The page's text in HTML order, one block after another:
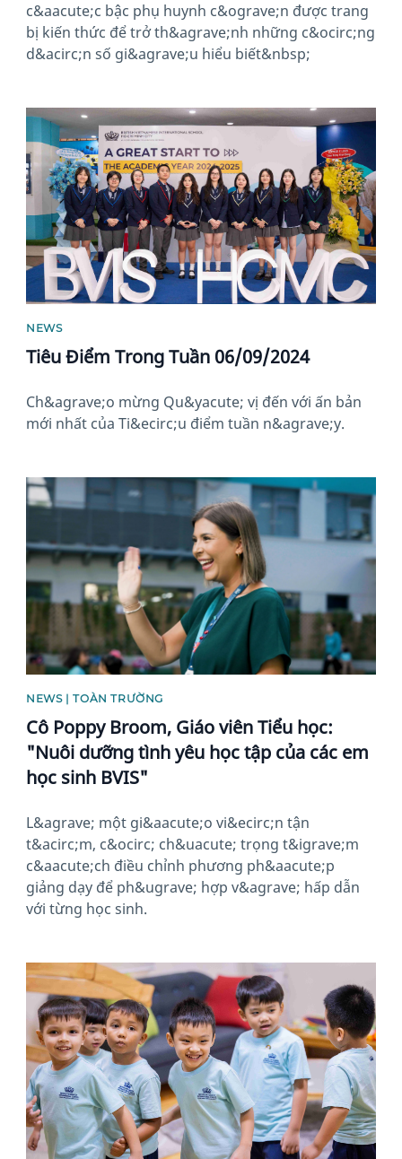
c&aacute;c bậc phụ huynh c&ograve;n được trang
bị kiến thức để trở th&agrave;nh những c&ocirc;ng
d&acirc;n số gi&agrave;u hiểu biết&nbsp;
News image
NEWS
Tiêu Điểm Trong Tuần 06/09/2024
Ch&agrave;o mừng Qu&yacute; vị đến với ấn bản
mới nhất của Ti&ecirc;u điểm tuần n&agrave;y.
News image
NEWS | TOÀN TRƯỜNG
Cô Poppy Broom, Giáo viên Tiểu học:
"Nuôi dưỡng tình yêu học tập của các em
học sinh BVIS"
L&agrave; một gi&aacute;o vi&ecirc;n tận
t&acirc;m, c&ocirc; ch&uacute; trọng t&igrave;m
c&aacute;ch điều chỉnh phương ph&aacute;p
giảng dạy để ph&ugrave; hợp v&agrave; hấp dẫn
với từng học sinh.
News image